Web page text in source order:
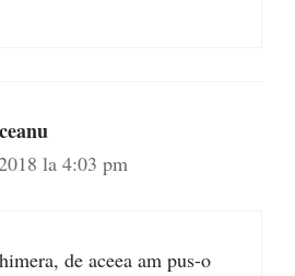
la 4:03 pm
de aceea am pus-o